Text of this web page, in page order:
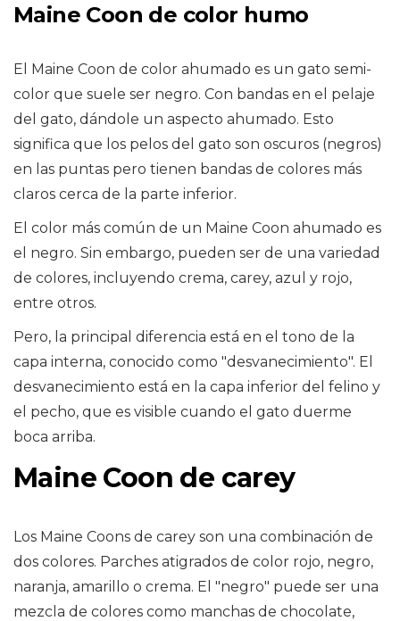
Maine Coon de color humo
El Maine Coon de color ahumado es un gato semi-
color que suele ser negro. Con bandas en el pelaje
del gato, dándole un aspecto ahumado. Esto
significa que los pelos del gato son oscuros (negros)
en las puntas pero tienen bandas de colores más
claros cerca de la parte inferior.
El color más común de un Maine Coon ahumado es
el negro. Sin embargo, pueden ser de una variedad
de colores, incluyendo crema, carey, azul y rojo,
entre otros.
Pero, la principal diferencia está en el tono de la
capa interna, conocido como "desvanecimiento". El
desvanecimiento está en la capa inferior del felino y
el pecho, que es visible cuando el gato duerme
boca arriba.
Maine Coon de carey
Los Maine Coons de carey son una combinación de
dos colores. Parches atigrados de color rojo, negro,
naranja, amarillo o crema. El "negro" puede ser una
mezcla de colores como manchas de chocolate,